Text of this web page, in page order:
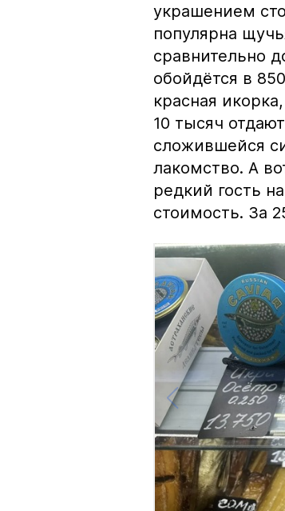
украшением
популярна
сравнительно
обойдётся в
красная
10 тысяч
сложившейся
лакомство. А
редкий гость
стоимость. За